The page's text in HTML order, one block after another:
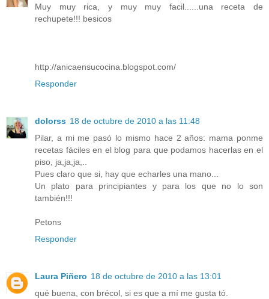
Muy muy rica, y muy muy facil......una receta de
rechupete!!! besicos
http://anicaensucocina.blogspot.com/
Responder
dolorss 18 de octubre de 2010 a las 11:48
Pilar, a mi me pasó lo mismo hace 2 años: mama ponme
recetas fáciles en el blog para que podamos hacerlas en el
piso, ja,ja,ja,..
Pues claro que si, hay que echarles una mano...
Un plato para principiantes y para los que no lo son
también!!!
Petons
Responder
Laura Piñero 18 de octubre de 2010 a las 13:01
qué buena, con brécol, si es que a mí me gusta tó.